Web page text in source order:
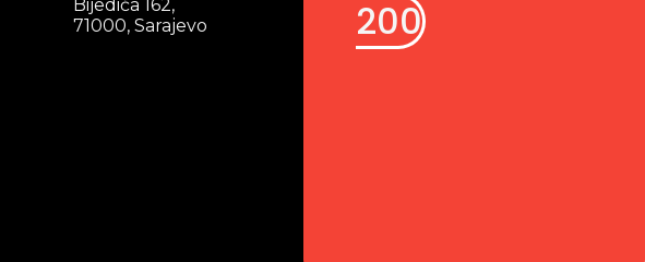
Bijedića 162,
71000, Sarajevo
200